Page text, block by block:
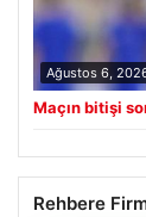
Ağustos 6,
Maçın bitişi
Rehbere